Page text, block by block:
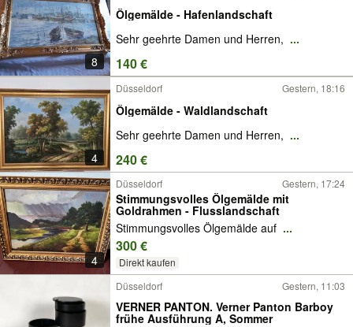
8
Ölgemälde - Hafenlandschaft
Sehr geehrte Damen und Herren, ...
140 €
4
Düsseldorf Gestern, 18:16
Ölgemälde - Waldlandschaft
Sehr geehrte Damen und Herren, ...
240 €
4
Düsseldorf Gestern, 17:24
Stimmungsvolles Ölgemälde mit
Goldrahmen - Flusslandschaft
Stimmungsvolles Ölgemälde auf ...
300 €
Direkt kaufen
Düsseldorf Gestern, 11:03
VERNER PANTON. Verner Panton Barboy
frühe Ausführung A, Sommer